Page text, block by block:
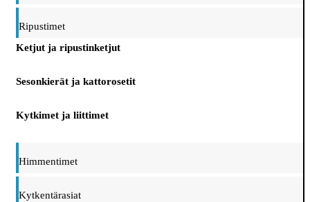
Ripustimet
Ketjut ja ripustinketjut
Sesonkierät ja kattorosetit
Kytkimet ja liittimet
Himmentimet
Kytkentärasiat